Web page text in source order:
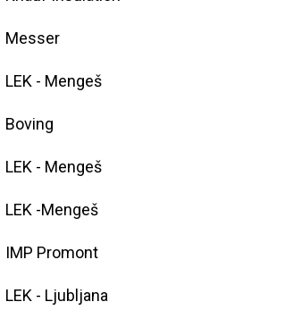
Messer
LEK - Mengeš
Boving
LEK - Mengeš
LEK -Mengeš
IMP Promont
LEK - Ljubljana